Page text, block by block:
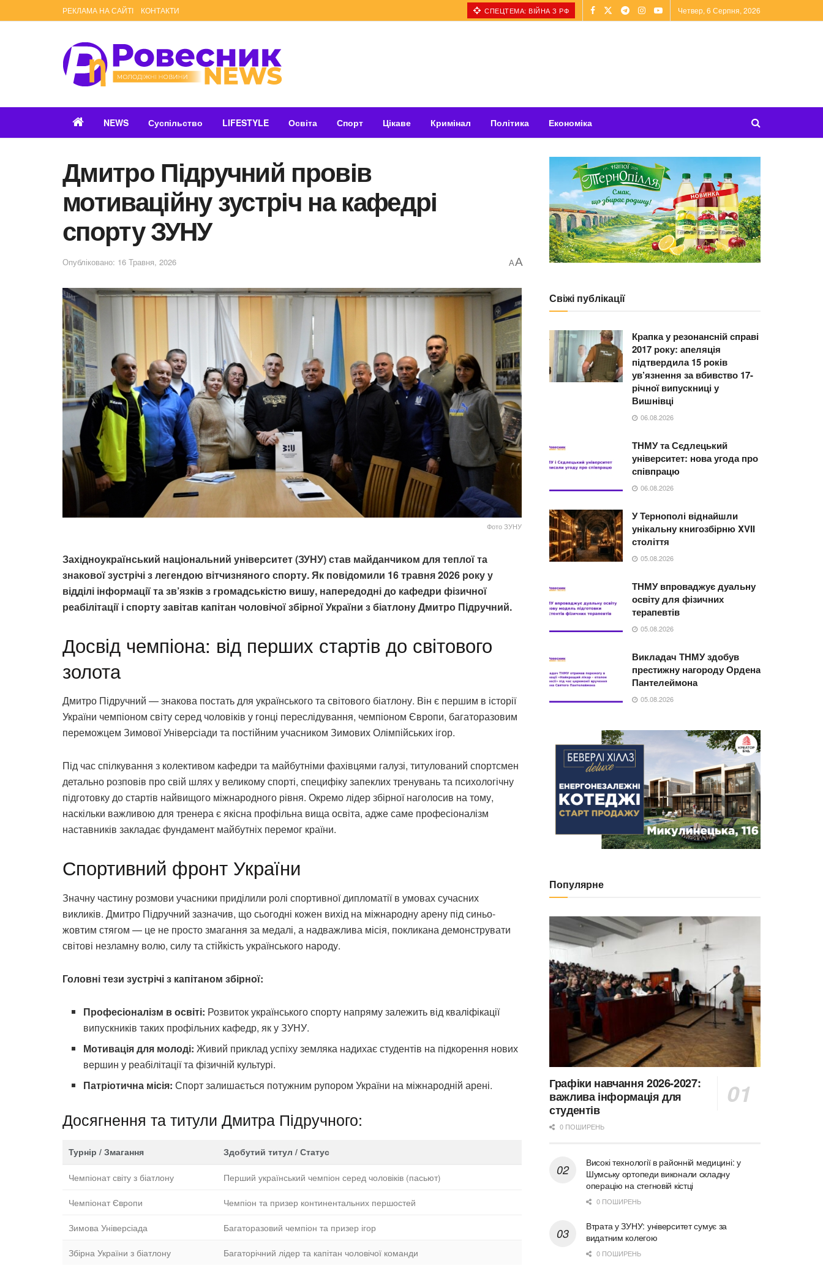
РЕКЛАМА НА САЙТІ КОНТАКТИ СПЕЦТЕМА: ВІЙНА З РФ Четвер, 6 Серпня, 2026
NEWS Суспільство LIFESTYLE Освіта Спорт Цікаве Кримінал Політика Економіка
Дмитро Підручний провів
мотиваційну зустріч на кафедрі
спорту ЗУНУ
Опубліковано: 16 Травня, 2026 AA
Фото ЗУНУ
Західноукраїнський національний університет (ЗУНУ) став майданчиком для теплої та
знакової зустрічі з легендою вітчизняного спорту. Як повідомили 16 травня 2026 року у
відділі інформації та зв’язків з громадськістю вишу, напередодні до кафедри фізичної
реабілітації і спорту завітав капітан чоловічої збірної України з біатлону Дмитро Підручний.
Досвід чемпіона: від перших стартів до світового
золота
Дмитро Підручний — знакова постать для українського та світового біатлону. Він є першим в історії
України чемпіоном світу серед чоловіків у гонці переслідування, чемпіоном Європи, багаторазовим
переможцем Зимової Універсіади та постійним учасником Зимових Олімпійських ігор.
Під час спілкування з колективом кафедри та майбутніми фахівцями галузі, титулований спортсмен
детально розповів про свій шлях у великому спорті, специфіку запеклих тренувань та психологічну
підготовку до стартів найвищого міжнародного рівня. Окремо лідер збірної наголосив на тому,
наскільки важливою для тренера є якісна профільна вища освіта, адже саме професіоналізм
наставників закладає фундамент майбутніх перемог країни.
Спортивний фронт України
Значну частину розмови учасники приділили ролі спортивної дипломатії в умовах сучасних
викликів. Дмитро Підручний зазначив, що сьогодні кожен вихід на міжнародну арену під синьо-
жовтим стягом — це не просто змагання за медалі, а надважлива місія, покликана демонструвати
світові незламну волю, силу та стійкість українського народу.
Головні тези зустрічі з капітаном збірної:
Професіоналізм в освіті: Розвиток українського спорту напряму залежить від кваліфікації
випускників таких профільних кафедр, як у ЗУНУ.
Мотивація для молоді: Живий приклад успіху земляка надихає студентів на підкорення нових
вершин у реабілітації та фізичній культурі.
Патріотична місія: Спорт залишається потужним рупором України на міжнародній арені.
Досягнення та титули Дмитра Підручного:
Турнір / Змагання Здобутий титул / Статус
Чемпіонат світу з біатлону Перший український чемпіон серед чоловіків (пасьют)
Чемпіонат Європи Чемпіон та призер континентальних першостей
Зимова Універсіада Багаторазовий чемпіон та призер ігор
Збірна України з біатлону Багаторічний лідер та капітан чоловічої команди
Свіжі публікації
Крапка у резонансній справі
2017 року: апеляція
підтвердила 15 років
ув’язнення за вбивство 17-
річної випускниці у
Вишнівці
06.08.2026
ТНМУ та Сєдлецький
університет: нова угода про
співпрацю
06.08.2026
У Тернополі віднайшли
унікальну книгозбірню XVII
століття
05.08.2026
ТНМУ впроваджує дуальну
освіту для фізичних
терапевтів
05.08.2026
Викладач ТНМУ здобув
престижну нагороду Ордена
Пантелеймона
05.08.2026
Популярне
Графіки навчання 2026-2027:
важлива інформація для
студентів
0 ПОШИРЕНЬ
Високі технології в районній медицині: у
Шумську ортопеди виконали складну
операцію на стегновій кістці
0 ПОШИРЕНЬ
Втрата у ЗУНУ: університет сумує за
видатним колегою
0 ПОШИРЕНЬ